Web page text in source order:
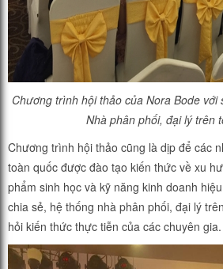
Chương trình hội thảo của Nora Bode
Nhà phân phối, đại lý trên
Chương trình hội thảo cũng là dịp để các
toàn quốc được đào tạo kiến thức về xu
phẩm sinh học và kỹ năng kinh doanh
chia sẻ, hệ thống nhà phân phối, đại lý
hỏi kiến thức thực tiễn của các chuyên gia.